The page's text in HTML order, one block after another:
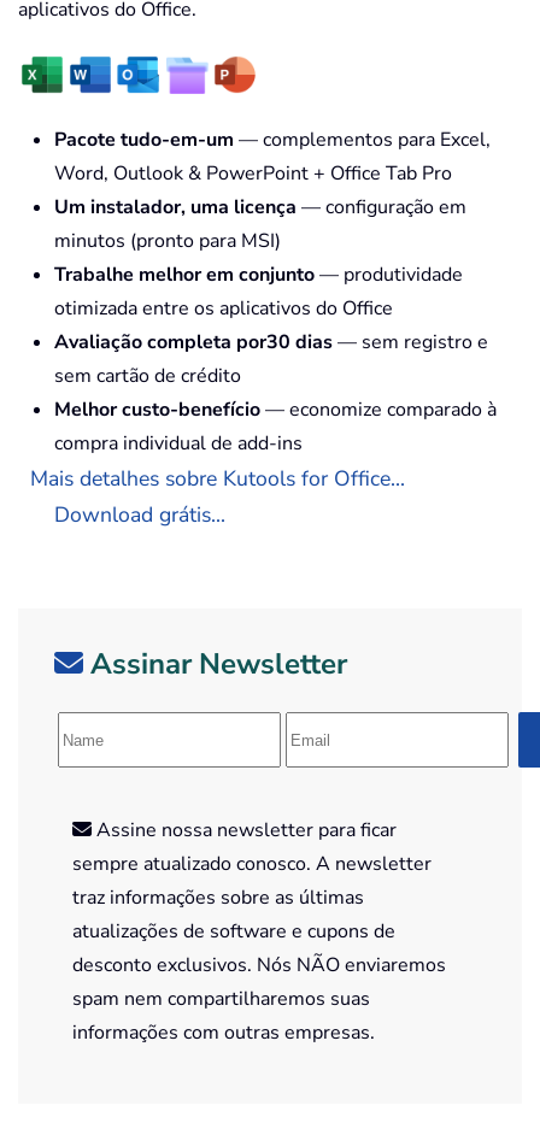
aplicativos do Office.
Pacote tudo-em-um — complementos para Excel,
Word, Outlook & PowerPoint + Office Tab Pro
Um instalador, uma licença — configuração em
minutos (pronto para MSI)
Trabalhe melhor em conjunto— produtividade
otimizada entre os aplicativos do Office
Avaliação completa por30 dias— sem registro e
sem cartão de crédito
Melhor custo-benefício— economize comparado à
compra individual de add-ins
Mais detalhes sobre Kutools for Office...
Download grátis...
Assinar Newsletter
Assine nossa newsletter para ficar
sempre atualizado conosco. A newsletter
traz informações sobre as últimas
atualizações de software e cupons de
desconto exclusivos. Nós NÃO enviaremos
spam nem compartilharemos suas
informações com outras empresas.